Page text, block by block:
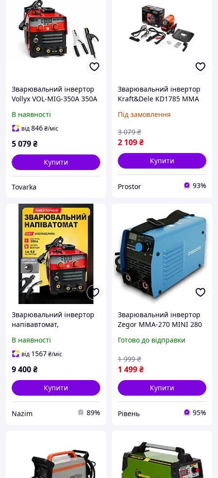
Зварювальний інвертор
Vollyx VOL-MIG-350A 350А
універсальний апарат
для зварювання сталі,
В наявності
від846₴/міс
5 079₴
Купити
Tovarka
Зварювальний інвертор
Kraft&Dele KD1785 MMA
універсальний апарат
для дачі
Під замовлення
2 109₴
3 079 ₴
Купити
Prostor 93%
Зварювальний інвертор
напівавтомат,
газу, універсальний
зварювальний апарат
виробництва
В наявності
від 1567₴/міс
9 400₴
Купити
Nazim 89%
Зварювальний інвертор
Zegor MMA-270 MINI 280
зварювальний апарат
зварювання
Готово до відправки
1 499₴
1 999 ₴
Купити
Рівень 95%